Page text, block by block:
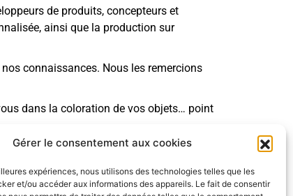
Gérer le consentement aux cookies
expériences, nous utilisons des technologies telles que les
et/ou accéder aux informations des appareils. Le fait de consentir
de produits, concepteurs et
ainsi que la production sur
connaissances. Nous les remercions
dans la coloration de vos objets… point